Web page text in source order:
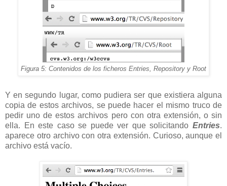
Figura 5: Contenidos de los ficheros Entries, Repository y Root
Y en segundo lugar, como pudiera ser que existiera alguna
copia de estos archivos, se puede hacer el mismo truco de
pedir uno de estos archivos pero con otra extensión, o sin
ella. En este caso se puede ver que solicitando Entries.
aparece otro archivo con otra extensión. Curioso, aunque el
archivo está vacío.